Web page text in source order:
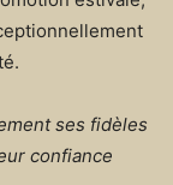
ses fidèles
confiance